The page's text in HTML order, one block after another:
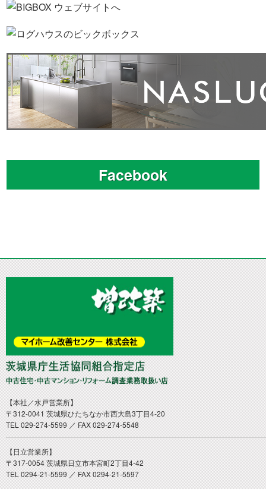
Facebook
【本社／水戸営業所】
〒312-0041 茨城県ひたちなか市西大島3丁目4-20
TEL 029-274-5599 ／ FAX 029-274-5548
【日立営業所】
〒317-0054 茨城県日立市本宮町2丁目4-42
TEL 0294-21-5599 ／ FAX 0294-21-5597